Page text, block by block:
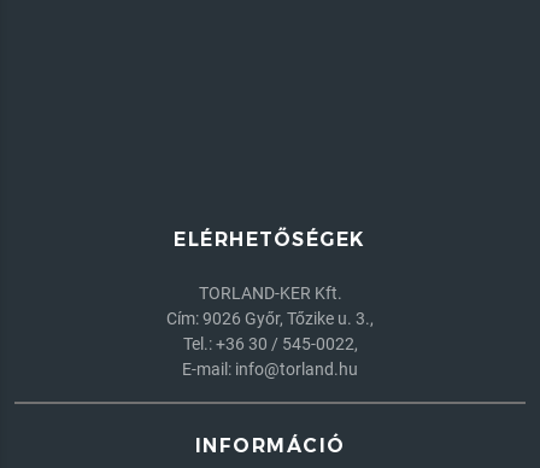
INFORMÁCIÓ
ELÉRHETŐSÉGEK
TORLAND-KER Kft.
Cím: 9026 Győr, Tőzike u. 3.,
Tel.:+36 30 / 545-0022,
E-mail: info@torland.hu